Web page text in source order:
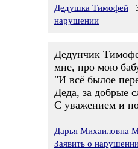
Дедушка Тимофей
нарушении
Дедунчик
мне, про мою
"И всё былое
Деда, за добрые
С уважением и
Дарья Михаиловна
Заявить о